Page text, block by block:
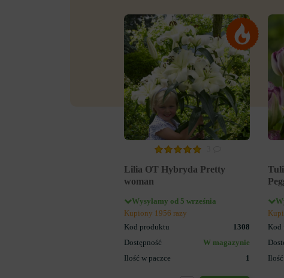
Lilia OT Hybryda Pretty
woman
Wysyłamy od 5 września
Kupiony 1956 razy
Kod produktu
1308
Dostępność
W magazynie
Ilość w paczce
1
Kod